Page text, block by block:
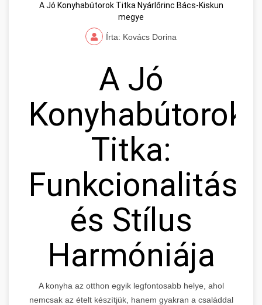
A Jó Konyhabútorok Titka Nyárlőrinc Bács-Kiskun
megye
Írta: Kovács Dorina
A Jó
Konyhabútorok
Titka:
Funkcionalitás
és Stílus
Harmóniája
A konyha az otthon egyik legfontosabb helye, ahol
nemcsak az ételt készítjük, hanem gyakran a családdal